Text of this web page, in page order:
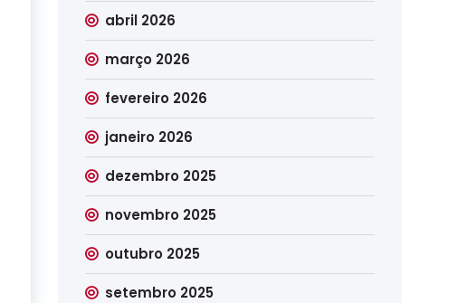
abril 2026
março 2026
fevereiro 2026
janeiro 2026
dezembro 2025
novembro 2025
outubro 2025
setembro 2025